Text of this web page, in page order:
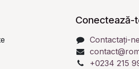
Conectează-
Contactați-ne
+0234 215